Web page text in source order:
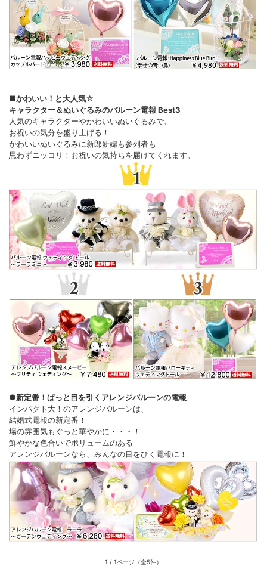
■かわいい！と大人気☆
キャラクター＆ぬいぐるみのバルーン電報 Best3
人気のキャラクターやかわいいぬいぐるみで、
お祝いの気分を盛り上げる！
かわいいぬいぐるみに新郎新婦も参列者も
思わずニッコリ！お祝いの気持ちを届けてくれます。
●新定番！ぱっと目を引くアレンジバルーンの電報
インパクト大！のアレンジバルーンは、
結婚式電報の新定番！
場の雰囲気もぐっと華やかに・・・！
鮮やかな色合いでボリュームのある
アレンジバルーンなら、みんなの目をひく電報に！
1 / 1ページ （全5件）